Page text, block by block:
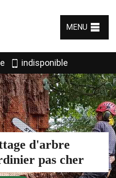
MENU
indisponible
d'arbre
pas cher